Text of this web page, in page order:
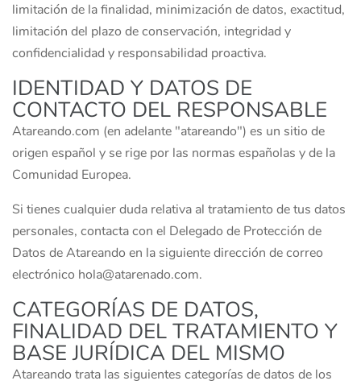
limitación de la finalidad, minimización de datos, exactitud,
limitación del plazo de conservación, integridad y
confidencialidad y responsabilidad proactiva.
IDENTIDAD Y DATOS DE
CONTACTO DEL RESPONSABLE
Atareando.com (en adelante "atareando") es un sitio de
origen español y se rige por las normas españolas y de la
Comunidad Europea.
Si tienes cualquier duda relativa al tratamiento de tus datos
personales, contacta con el Delegado de Protección de
Datos de Atareando en la siguiente dirección de correo
electrónico hola@atarenado.com.
CATEGORÍAS DE DATOS,
FINALIDAD DEL TRATAMIENTO Y
BASE JURÍDICA DEL MISMO
Atareando trata las siguientes categorías de datos de los